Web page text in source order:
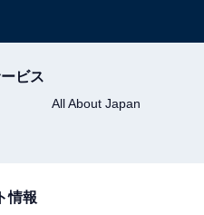
ビス
All About Japan
情報